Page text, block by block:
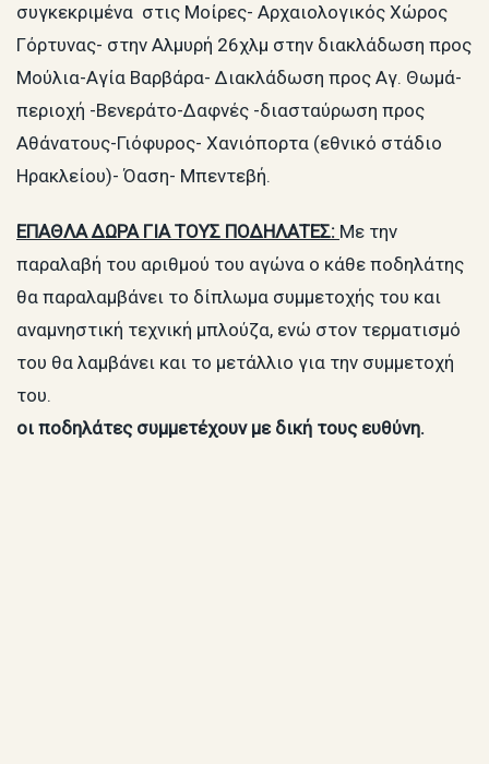
συγκεκριμένα στις Μοίρες- Αρχαιολογικός Χώρος
Γόρτυνας- στην Αλμυρή 26χλμ στην διακλάδωση προς
Μούλια-Αγία Βαρβάρα- Διακλάδωση προς Αγ. Θωμά-
περιοχή -Βενεράτο-Δαφνές -διασταύρωση προς
Αθάνατους-Γιόφυρος- Χανιόπορτα (εθνικό στάδιο
Ηρακλείου)- Όαση- Μπεντεβή.
ΕΠΑΘΛΑ ΔΩΡΑ ΓΙΑ ΤΟΥΣ ΠΟΔΗΛΑΤΕΣ: Με την
παραλαβή του αριθμού του αγώνα ο κάθε ποδηλάτης
θα παραλαμβάνει το δίπλωμα συμμετοχής του και
αναμνηστική τεχνική μπλούζα, ενώ στον τερματισμό
του θα λαμβάνει και το μετάλλιο για την συμμετοχή
του.
οι ποδηλάτες συμμετέχουν με δική τους ευθύνη.